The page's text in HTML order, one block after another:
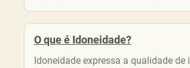
O que é Idoneidade?
Idoneidade expressa a qualidade